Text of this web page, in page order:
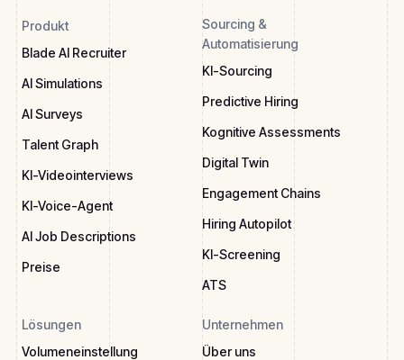
Produkt
Blade AI Recruiter
AI Simulations
AI Surveys
Talent Graph
KI-Videointerviews
KI-Voice-Agent
AI Job Descriptions
Preise
Sourcing &
Automatisierung
KI-Sourcing
Predictive Hiring
Kognitive Assessments
Digital Twin
Engagement Chains
Hiring Autopilot
KI-Screening
ATS
Lösungen
Volumeneinstellung
Unternehmen
Über uns